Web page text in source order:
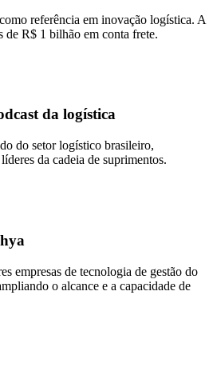
referência em inovação logística. A
de R$ 1 bilhão em conta frete.
da logística
do setor logístico brasileiro,
da cadeia de suprimentos.
empresas de tecnologia de gestão do
o alcance e a capacidade de